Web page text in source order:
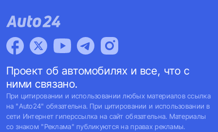
Проект об автомобилях и все, что с
ними связано.
При цитировании и использовании любых материалов ссылка
на "Auto24" обязательна. При цитировании и использовании в
сети Интернет гиперссылка на сайт обязательна. Материалы
со знаком "Реклама" публикуются на правах рекламы.